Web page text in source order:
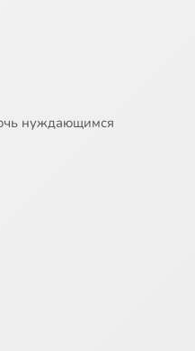
нуждающимся